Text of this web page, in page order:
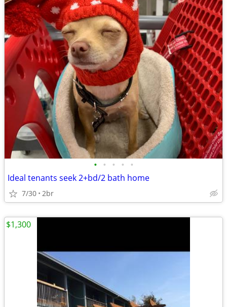
• • • • •
Ideal tenants seek 2+bd/2 bath home
7/30 2br
$1,300